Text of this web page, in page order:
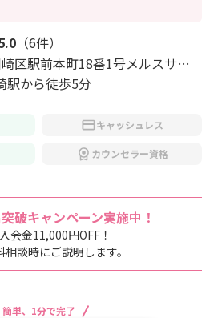
（6件）
区駅前本町18番1号メルスサイ
駅から徒歩5分
キャッシュレス
カウンセラー資格
破キャンペーン実施中！
会金11,000円OFF！
談時にご説明します。
簡単、1分で完了